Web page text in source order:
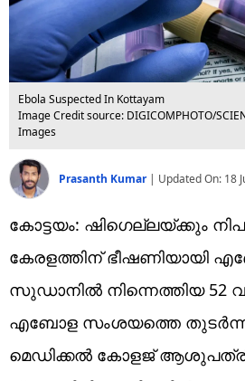
Ebola Suspected In Kottayam
Image Credit source: DIGICOMPHOTO/
Images
Prasanth Kumar | Updated On: 18
കോട്ടയം: ഷിഗെല്ലയ്ക്കും
കേരളത്തിന് ഭീഷണിയായി
സുഡാനിൽ നിന്നെത്തിയ 52
എബോള സംശയത്തെ തുടർന്ന്
മെഡിക്കൽ കോളജ്